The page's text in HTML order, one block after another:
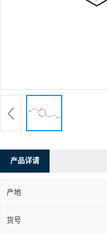
产品详请
产地
货号